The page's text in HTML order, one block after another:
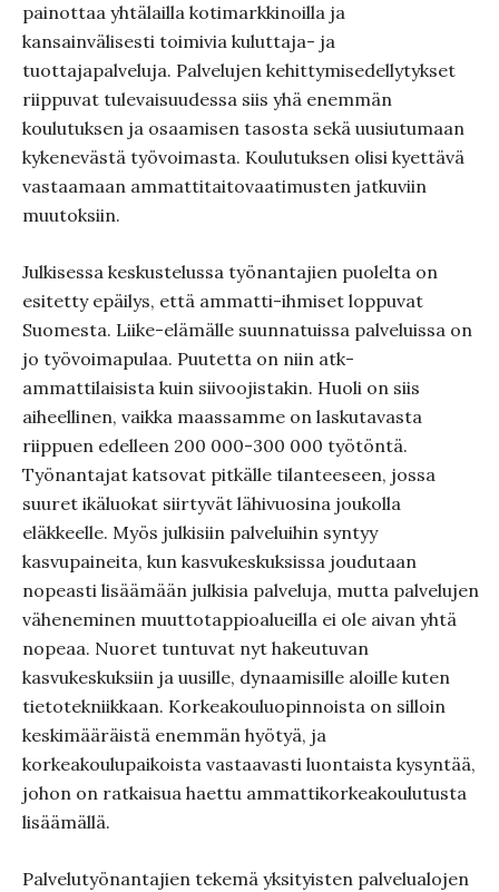
painottaa yhtälailla kotimarkkinoilla ja
kansainvälisesti toimivia kuluttaja- ja
tuottajapalveluja. Palvelujen kehittymisedellytykset
riippuvat tulevaisuudessa siis yhä enemmän
koulutuksen ja osaamisen tasosta sekä uusiutumaan
kykenevästä työvoimasta. Koulutuksen olisi kyettävä
vastaamaan ammattitaitovaatimusten jatkuviin
muutoksiin.
Julkisessa keskustelussa työnantajien puolelta on
esitetty epäilys, että ammatti-ihmiset loppuvat
Suomesta. Liike-elämälle suunnatuissa palveluissa on
jo työvoimapulaa. Puutetta on niin atk-
ammattilaisista kuin siivoojistakin. Huoli on siis
aiheellinen, vaikka maassamme on laskutavasta
riippuen edelleen 200 000-300 000 työtöntä.
Työnantajat katsovat pitkälle tilanteeseen, jossa
suuret ikäluokat siirtyvät lähivuosina joukolla
eläkkeelle. Myös julkisiin palveluihin syntyy
kasvupaineita, kun kasvukeskuksissa joudutaan
nopeasti lisäämään julkisia palveluja, mutta palvelujen
väheneminen muuttotappioalueilla ei ole aivan yhtä
nopeaa. Nuoret tuntuvat nyt hakeutuvan
kasvukeskuksiin ja uusille, dynaamisille aloille kuten
tietotekniikkaan. Korkeakouluopinnoista on silloin
keskimääräistä enemmän hyötyä, ja
korkeakoulupaikoista vastaavasti luontaista kysyntää,
johon on ratkaisua haettu ammattikorkeakoulutusta
lisäämällä.
Palvelutyönantajien tekemä yksityisten palvelualojen